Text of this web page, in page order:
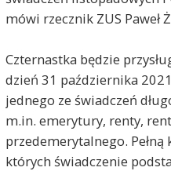
mówi rzecznik ZUS Paweł
Czternastka będzie
dzień 31 października
jednego ze świadczeń
m.in. emerytury, renty,
przedemerytalnego.
których świadczenie